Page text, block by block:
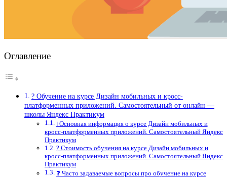
Оглавление
? Обучение на курсе Дизайн мобильных и кросс-
платформенных приложений. Самостоятельный от онлайн —
школы Яндекс Практикум
ℹ️ Основная информация о курсе Дизайн мобильных и
кросс-платформенных приложений. Самостоятельный Яндекс
Практикум
? Стоимость обучения на курсе Дизайн мобильных и
кросс-платформенных приложений. Самостоятельный Яндекс
Практикум
❓ Часто задаваемые вопросы про обучение на курсе